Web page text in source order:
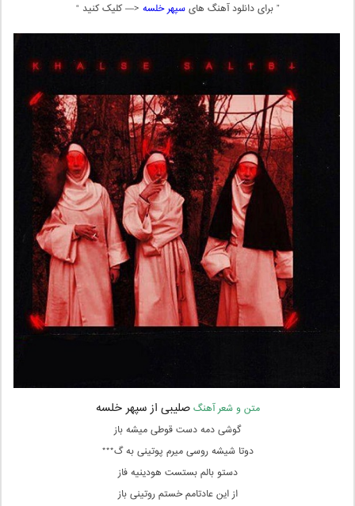
” برای دانلود آهنگ هایسپهر خلسه <— کلیک کنید “
متن و شعر آهنگصلیبی از سپهر خلسه
گوشی دمه دست قوطی میشه باز
دوتا شیشه روسی میرم پوتینی به گ***
دستو بالم بستست هودینیه فاز
از این عادتامم خستم روتینی باز